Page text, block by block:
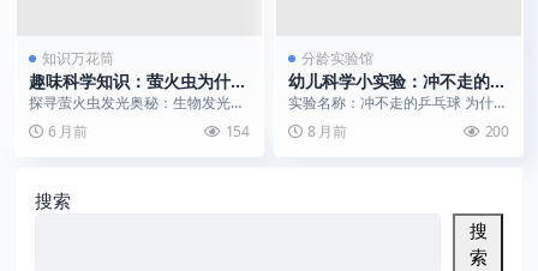
知识万花筒
趣味科学知识：萤火虫为什么
会发光？
探寻萤火虫发光奥秘：生物发光原
理，荧光素与荧光素酶的化学反应
如何产生高效冷光。
6 月前 154
分龄实验馆
幼儿科学小实验：冲不走的乒
乓球 | 水流魔法，小球紧紧抱
住水管
实验名称：冲不走的乒乓球 为什么
水流冲不走这个神奇的小球？ 💭
思考问题（引导孩...
8 月前 200
搜索
搜
索